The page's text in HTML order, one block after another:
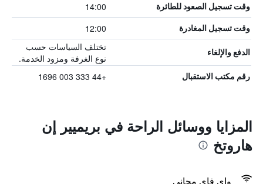
وقت تسجيل الصعود للطائرة 14:00
وقت تسجيل المغادرة 12:00
الدفع والإلغاء
تختلف السياسات حسب
نوع الغرفة ومزود الخدمة.
رقم مكتب الاستقبال +44 333 003 1696
المزايا ووسائل الراحة في بريميير إن
هاروتخ
واي فاي مجاني